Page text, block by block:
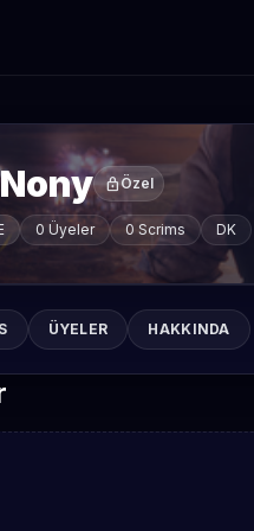
lockÖzel
0 Üyeler 0 Scrims DK
ÜYELER HAKKINDA